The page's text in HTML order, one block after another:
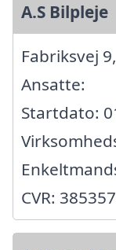
A.S Bilpleje
Fabriksvej
Ansatte:
Startdato:
CVR: